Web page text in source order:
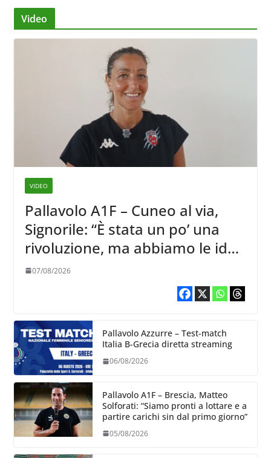
Video
VIDEO
Pallavolo A1F – Cuneo al via,
Signorile: “È stata un po’ una
rivoluzione, ma abbiamo le idee
chiare siu cosa vogliamo fare”
07/08/2026
Pallavolo Azzurre – Test-match
Italia B-Grecia diretta streaming
06/08/2026
Pallavolo A1F – Brescia, Matteo
Solforati: “Siamo pronti a lottare e a
partire carichi sin dal primo giorno”
05/08/2026